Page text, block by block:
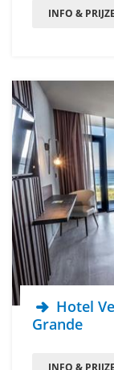
INFO &
Hotel
Grande
INFO &